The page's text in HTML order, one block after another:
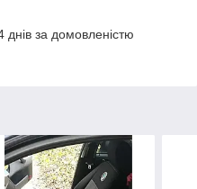
за домовленістю